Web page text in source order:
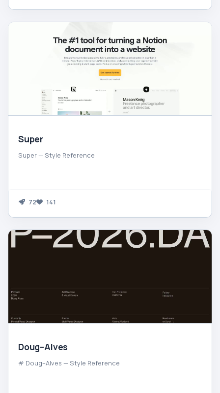
Super
Super — Style Reference
72 141
Doug–Alves
# Doug–Alves — Style Reference